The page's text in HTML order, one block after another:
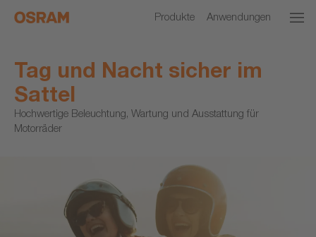
Produkte Anwendungen
Tag und Nacht sicher im
Sattel
Hochwertige Beleuchtung, Wartung und Ausstattung für
Motorräder